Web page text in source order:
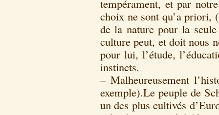
tempérament, et par
choix ne sont qu’a priori,
de la nature pour la
culture peut, et doit nous
pour lui, l’étude,
instincts.
– Malheureusement
exemple).Le peuple de
un des plus cultivés